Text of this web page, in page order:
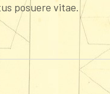
posuere vitae.